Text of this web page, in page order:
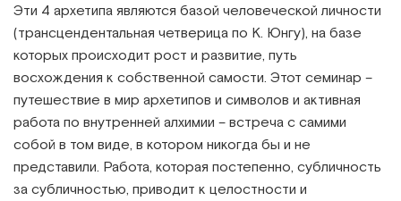
Эти 4 архетипа являются базой человеческой личности
(трансцендентальная четверица по К. Юнгу), на базе
которых происходит рост и развитие, путь
восхождения к собственной самости. Этот семинар –
путешествие в мир архетипов и символов и активная
работа по внутренней алхимии – встреча с самими
собой в том виде, в котором никогда бы и не
представили. Работа, которая постепенно, субличность
за субличностью, приводит к целостности и